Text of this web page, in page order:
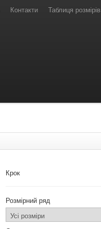
Контакти Таблиця розмірів
Крок
Розмірний ряд